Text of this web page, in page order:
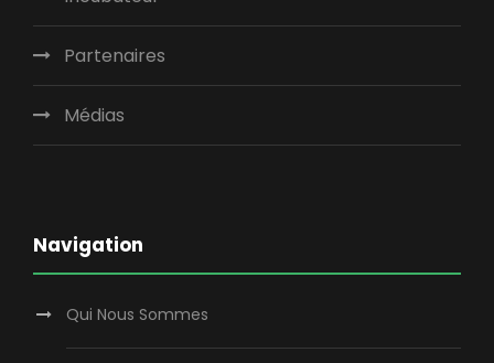
Partenaires
Médias
Navigation
Qui Nous Sommes